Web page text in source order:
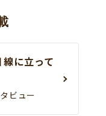
に立って
ビュー